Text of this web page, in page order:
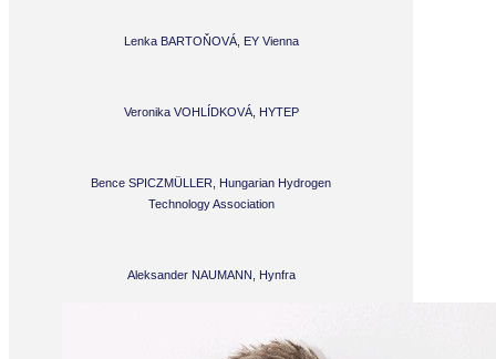
Lenka BARTOŇOVÁ, EY Vienna
Veronika VOHLÍDKOVÁ, HYTEP
Bence SPICZMÜLLER, Hungarian Hydrogen
Technology Association
Aleksander NAUMANN, Hynfra